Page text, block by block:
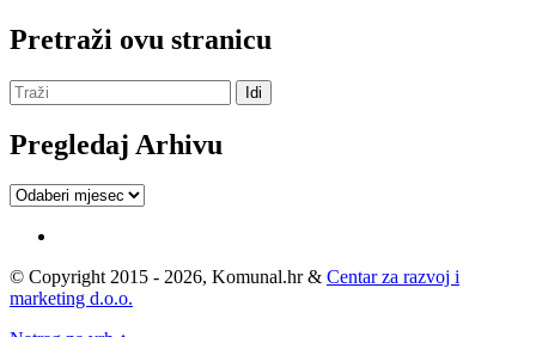
Pretraži ovu stranicu
Pregledaj Arhivu
Pregledaj
© Copyright 2015 - 2026, Komunal.hr & Centar za razvoj i
marketing d.o.o.